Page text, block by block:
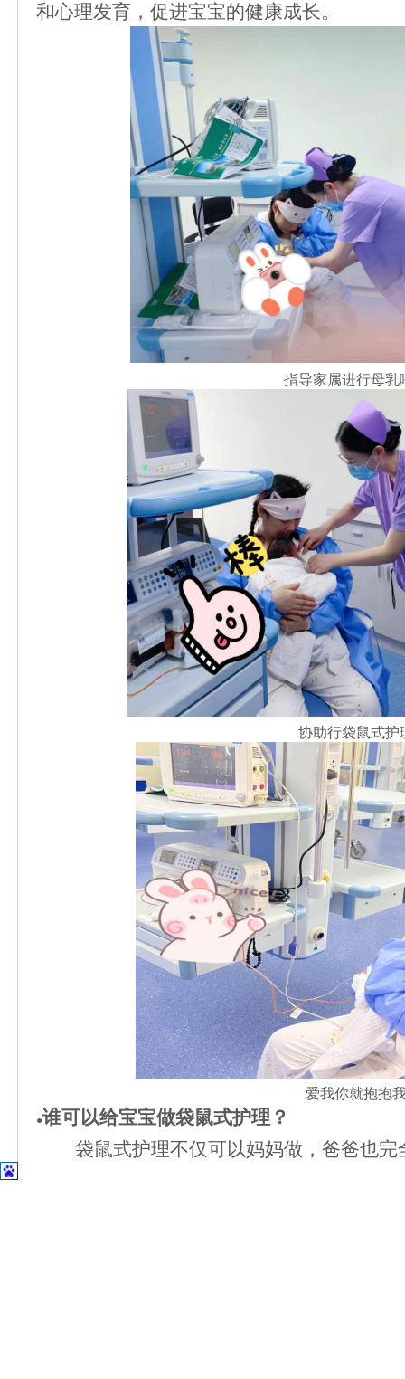
和心理发育，促进宝宝的健康成长。
指导家属进行母乳
协助行袋鼠式护
爱我你就抱抱
●谁可以给宝宝做袋鼠式护理？
袋鼠式护理不仅可以妈妈做，爸爸也